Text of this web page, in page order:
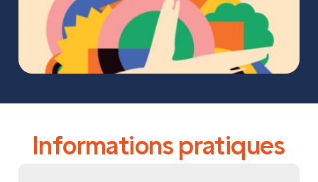
Informations pratiques